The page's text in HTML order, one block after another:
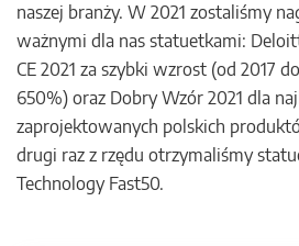
naszej branży. W 2021 zostaliśmy
ważnymi dla nas statuetkami:
CE 2021 za szybki wzrost (od 2017
650%) oraz Dobry Wzór 2021 dla
zaprojektowanych polskich
drugi raz z rzędu otrzymaliśmy
Technology Fast50.